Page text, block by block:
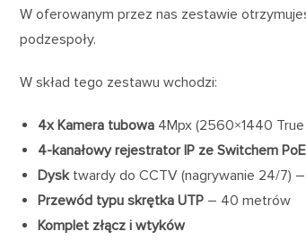
W oferowanym przez nas zestawie
podzespoły.
W skład tego zestawu wchodzi:
4x Kamera tubowa 4Mpx (2560×1440
4-kanałowy rejestrator IP ze Switchem PoE
Dysktwardy do CCTV (nagrywanie 24/7) –
Przewód typu skrętka UTP – 40 metrów
Komplet złącz i wtyków